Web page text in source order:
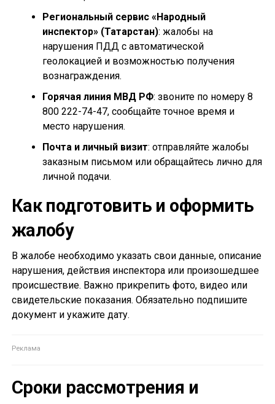
Региональный сервис «Народный
инспектор» (Татарстан): жалобы на
нарушения ПДД с автоматической
геолокацией и возможностью получения
вознаграждения.
Горячая линия МВД РФ: звоните по номеру 8
800 222-74-47, сообщайте точное время и
место нарушения.
Почта и личный визит: отправляйте жалобы
заказным письмом или обращайтесь лично для
личной подачи.
Как подготовить и оформить
жалобу
В жалобе необходимо указать свои данные, описание
нарушения, действия инспектора или произошедшее
происшествие. Важно прикрепить фото, видео или
свидетельские показания. Обязательно подпишите
документ и укажите дату.
Сроки рассмотрения и